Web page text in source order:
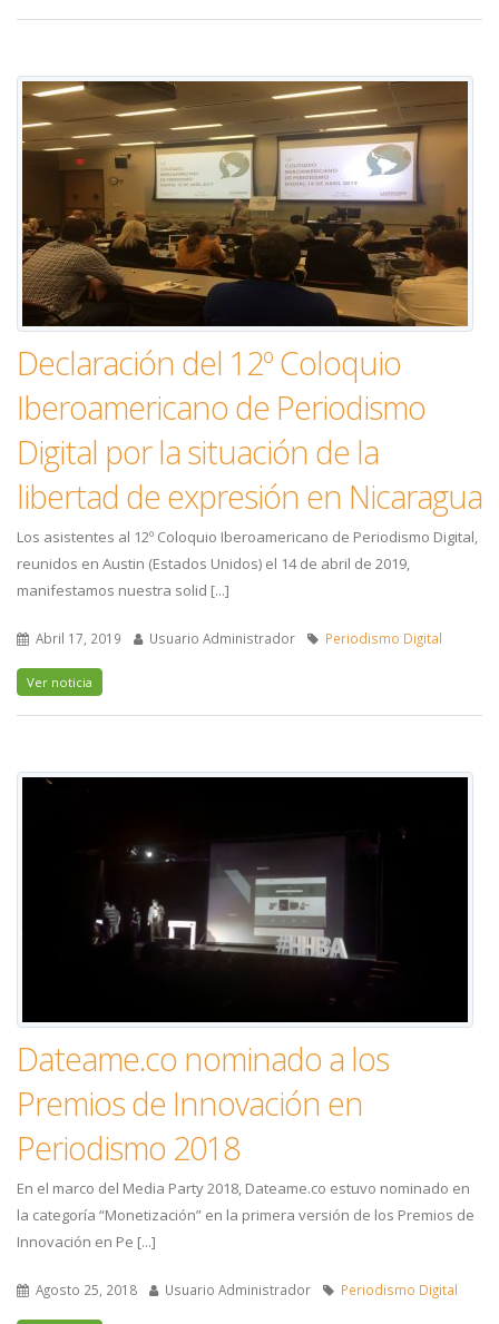
Declaración del 12º Coloquio
Iberoamericano de Periodismo
Digital por la situación de la
libertad de expresión en Nicaragua
Los asistentes al 12º Coloquio Iberoamericano de Periodismo Digital,
reunidos en Austin (Estados Unidos) el 14 de abril de 2019,
manifestamos nuestra solid [...]
Abril 17, 2019 Usuario Administrador Periodismo Digital
Ver noticia
Dateame.co nominado a los
Premios de Innovación en
Periodismo 2018
En el marco del Media Party 2018, Dateame.co estuvo nominado en
la categoría “Monetización” en la primera versión de los Premios de
Innovación en Pe [...]
Agosto 25, 2018 Usuario Administrador Periodismo Digital